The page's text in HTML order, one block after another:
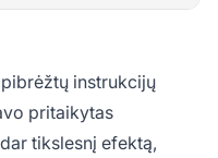
instrukcijų
pritaikytas
tikslesnį efektą,